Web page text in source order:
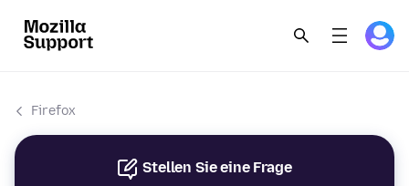
Firefox
Stellen Sie eine Frage